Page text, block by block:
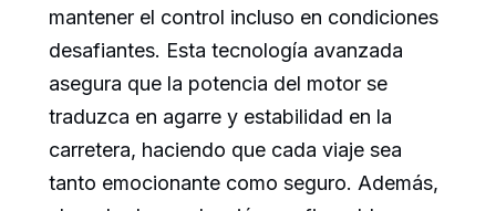
mantener el control incluso en condiciones
desafiantes. Esta tecnología avanzada
asegura que la potencia del motor se
traduzca en agarre y estabilidad en la
carretera, haciendo que cada viaje sea
tanto emocionante como seguro. Además,